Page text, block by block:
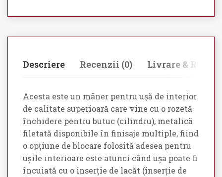
Descriere Recenzii (0) Livrare & Retur
Acesta este un mâner pentru ușă de interior
de calitate superioară care vine cu o rozetă
închidere pentru butuc (cilindru), metalică
filetată disponibile în finisaje multiple, fiind
o opțiune de blocare folosită adesea pentru
ușile interioare este atunci când ușa poate fi
încuiată cu o inserție de lacăt (inserție de